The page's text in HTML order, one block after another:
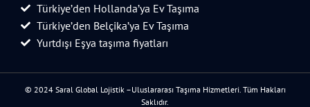
Türkiye’den Hollanda’ya Ev Taşıma
Türkiye’den Belçika’ya Ev Taşıma
Yurtdışı Eşya taşıma fiyatları
© 2024 Saral Global Lojistik –Uluslararası Taşıma Hizmetleri. Tüm Hakları
Saklıdır.